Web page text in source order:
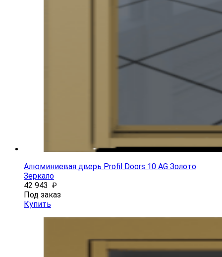
Алюминиевая дверь Profil Doors 10 AG Золото
Зеркало
42 943 ₽
Под заказ
Купить